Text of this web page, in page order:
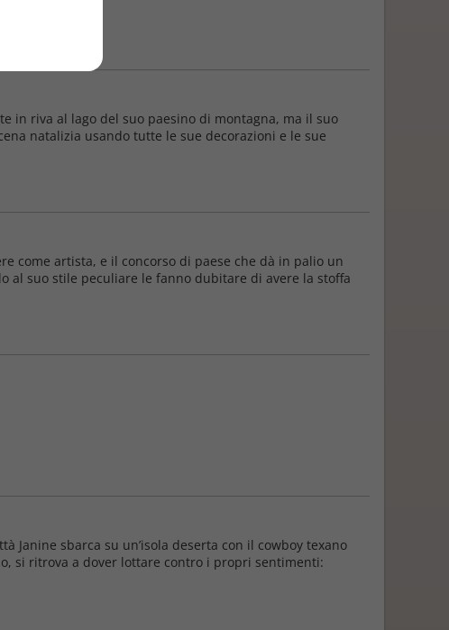
in riva al lago del suo paesino di montagna, ma il suo
natalizia usando tutte le sue decorazioni e le sue
come artista, e il concorso di paese che dà in palio un
al suo stile peculiare le fanno dubitare di avere la stoffa
Janine sbarca su un’isola deserta con il cowboy texano
si ritrova a dover lottare contro i propri sentimenti: